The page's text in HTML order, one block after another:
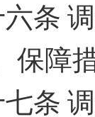
条
保障
条